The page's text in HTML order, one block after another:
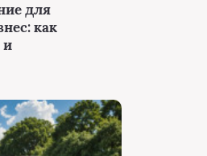
для
как
и